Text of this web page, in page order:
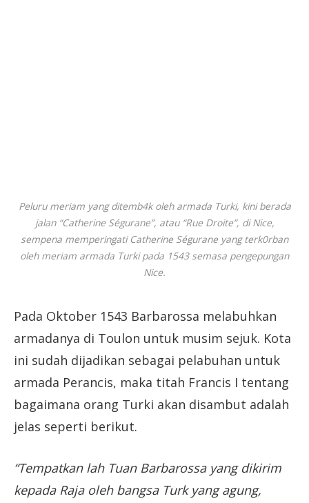
Peluru meriam yang ditemb4k oleh armada Turki, kini berada
jalan “Catherine Ségurane”, atau “Rue Droite”, di Nice,
sempena memperingati Catherine Ségurane yang terk0rban
oleh meriam armada Turki pada 1543 semasa pengepungan
Nice.
Pada Oktober 1543 Barbarossa melabuhkan
armadanya di Toulon untuk musim sejuk. Kota
ini sudah dijadikan sebagai pelabuhan untuk
armada Perancis, maka titah Francis I tentang
bagaimana orang Turki akan disambut adalah
jelas seperti berikut.
“Tempatkan lah Tuan Barbarossa yang dikirim
kepada Raja oleh bangsa Turk yang agung,